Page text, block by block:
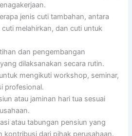
jenis cuti tambahan, antara
cuti melahirkan, dan cuti untuk
dan pengembangan
dilaksanakan secara rutin.
mengikuti workshop, seminar,
profesional.
atau jaminan hari tua sesuai
atau tabungan pensiun yang
kontribusi dari pihak perusahaan.